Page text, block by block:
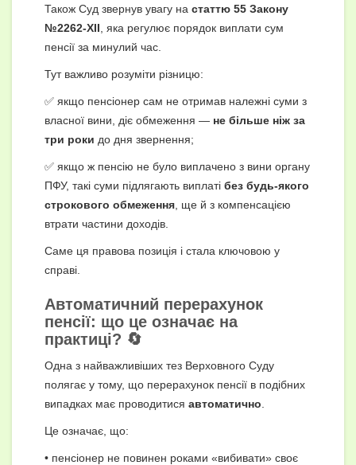
Також Суд звернув увагу на статтю 55 Закону
№2262-XII , яка регулює порядок виплати сум
пенсії за минулий час.
Тут важливо розуміти різницю:
✅ якщо пенсіонер сам не отримав належні суми з
власної вини, діє обмеження — не більше ніж за
три роки до дня звернення;
✅ якщо ж пенсію не було виплачено з вини органу
ПФУ, такі суми підлягають виплаті без будь-якого
строкового обмеження , ще й з компенсацією
втрати частини доходів.
Саме ця правова позиція і стала ключовою у
справі.
Автоматичний перерахунок
пенсії: що це означає на
практиці? 🔄
Одна з найважливіших тез Верховного Суду
полягає у тому, що перерахунок пенсії в подібних
випадках має проводитися автоматично
Це означає, що:
• пенсіонер не повинен роками «вибивати» своє